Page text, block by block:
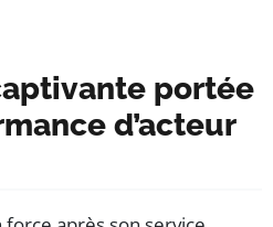
portée
d’acteur